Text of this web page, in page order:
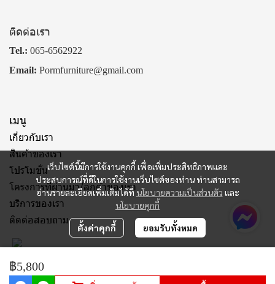
฿5,800
เว็บไซต์นี้มีการใช้งานคุกกี้ เพื่อเพิ่มประสิทธิภาพและ
ประสบการณ์ที่ดีในการใช้งานเว็บไซต์ของท่าน ท่านสามารถ
อ่านรายละเอียดเพิ่มเติมได้ที่นโยบายความเป็นส่วนตัว และ
นโยบายคุกกี้
ตั้งค่าคุกกี้ ยอมรับทั้งหมด
ติดต่อเรา
Tel.: 065-6562922
Email: Pormfurniture@gmail.com
เมนู
เกี่ยวกับเรา
สินค้าของเรา
โปรโมชั่น
โครงการที่ผ่านมา/ลูกค้าของเรา
บริการของเรา
ติดต่อสอบถาม
© Copyright 2025 All Rights Reserved.